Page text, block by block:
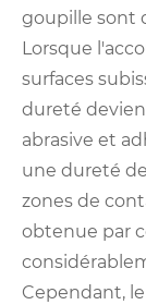
goupille sont
Lorsque
surfaces
dureté
abrasive et
une dureté
zones de
obtenue par
Cependant,